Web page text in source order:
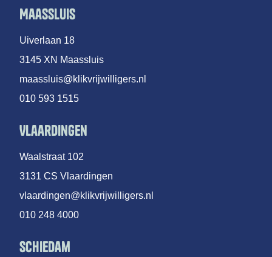
Maassluis
Uiverlaan 18
3145 XN Maassluis
maassluis@klikvrijwilligers.nl
010 593 1515
Vlaardingen
Waalstraat 102
3131 CS Vlaardingen
vlaardingen@klikvrijwilligers.nl
010 248 4000
Schiedam